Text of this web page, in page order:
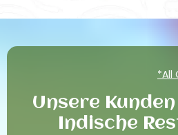
*All
Unsere
Indische